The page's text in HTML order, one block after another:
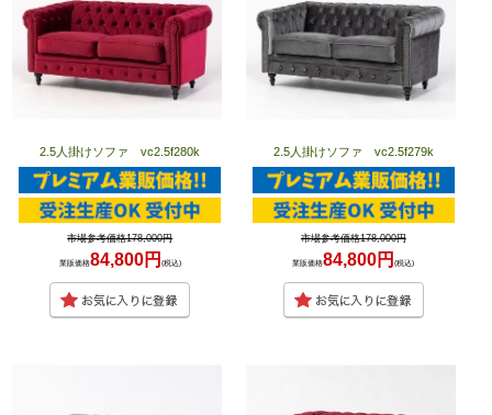
2.5人掛けソファ vc2.5f280k
市場参考価格178,000円
業販価格84,800円 (税込)
2.5人掛けソファ vc2.5f279k
市場参考価格178,000円
業販価格84,800円(税込)